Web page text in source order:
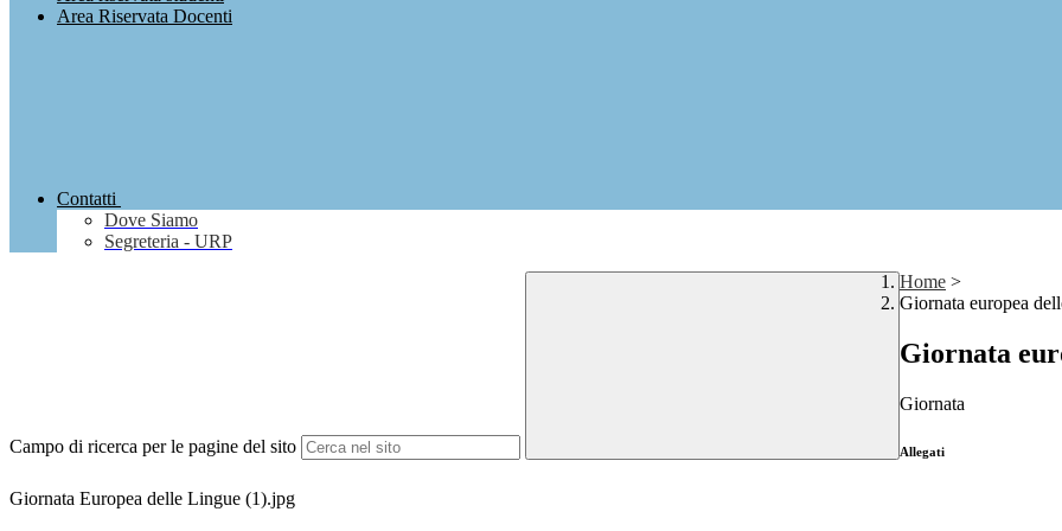
Area Riservata Docenti
Contatti
Dove Siamo
Segreteria - URP
Campo di ricerca per le pagine del sito
Home >
Giornata europea
Giornata
Giornata
Allegati
Giornata Europea delle Lingue (1).jpg